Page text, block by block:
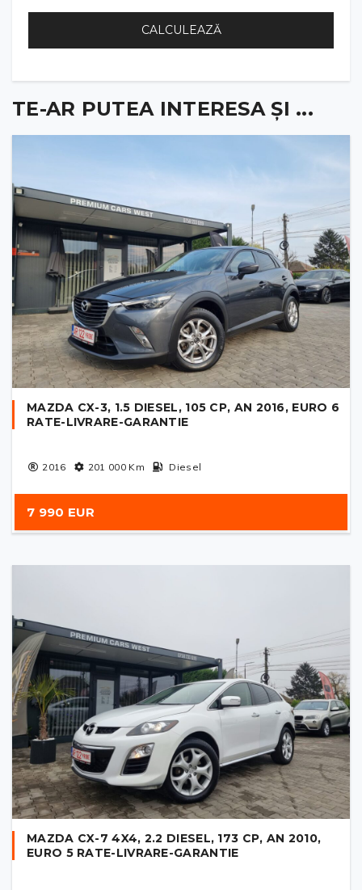
CALCULEAZĂ
TE-AR PUTEA INTERESA ȘI ...
MAZDA CX-3, 1.5 DIESEL, 105 CP, AN 2016, EURO 6
RATE-LIVRARE-GARANTIE
2016 201 000Km Diesel
7 990 EUR
MAZDA CX-7 4X4, 2.2 DIESEL, 173 CP, AN 2010,
EURO 5 RATE-LIVRARE-GARANTIE